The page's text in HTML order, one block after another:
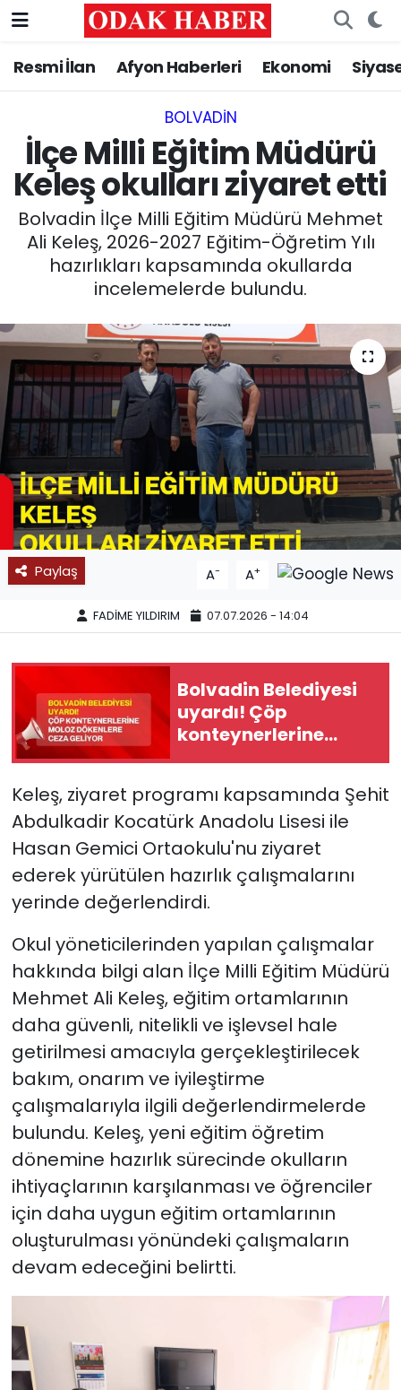
Resmi İlan Afyon Haberleri Ekonomi
BOLVADIN
İlçe Milli Eğitim Müdürü
Keleş okulları ziyaret etti
Bolvadin İlçe Milli Eğitim Müdürü Mehmet
Ali Keleş, 2026-2027 Eğitim-Öğretim Yılı
hazırlıkları kapsamında okullarda
incelemelerde bulundu.
Paylaş A- A+
FADİME YILDIRIM 07.07.2026 - 14:04
Bolvadin Belediyesi
uyardı! Çöp
konteynerlerine
moloz dökenlere
Keleş, ziyaret programı kapsamında Şehit
Abdulkadir Kocatürk Anadolu Lisesi ile
Hasan Gemici Ortaokulu'nu ziyaret
ederek yürütülen hazırlık çalışmalarını
yerinde değerlendirdi.
Okul yöneticilerinden yapılan çalışmalar
hakkında bilgi alan İlçe Milli Eğitim Müdürü
Mehmet Ali Keleş, eğitim ortamlarının
daha güvenli, nitelikli ve işlevsel hale
getirilmesi amacıyla gerçekleştirilecek
bakım, onarım ve iyileştirme
çalışmalarıyla ilgili değerlendirmelerde
bulundu. Keleş, yeni eğitim öğretim
dönemine hazırlık sürecinde okulların
ihtiyaçlarının karşılanması ve öğrenciler
için daha uygun eğitim ortamlarının
oluşturulması yönündeki çalışmaların
devam edeceğini belirtti.
AFYONKARAHİSAR HABERLERİ
ASAYİŞ
GÜNCEL
SİYASET
EĞİTİM
MAGAZİN
SAĞLIK
SPOR
11:11 MANŞET
Nöbetçi Eczaneler
Trafik Durumu
Süper Lig Puan Durumu ve Fikstür
Tüm Manşetler
Son Dakika Haberleri
Haber Arşivi